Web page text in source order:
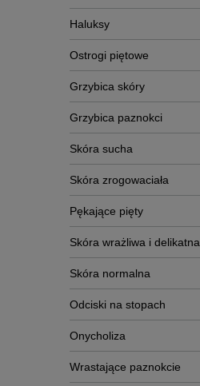
Haluksy
Ostrogi piętowe
Grzybica skóry
Grzybica paznokci
Skóra sucha
Skóra zrogowaciała
Pękające pięty
Skóra wrażliwa i delikatna
Skóra normalna
Odciski na stopach
Onycholiza
Wrastające paznokcie